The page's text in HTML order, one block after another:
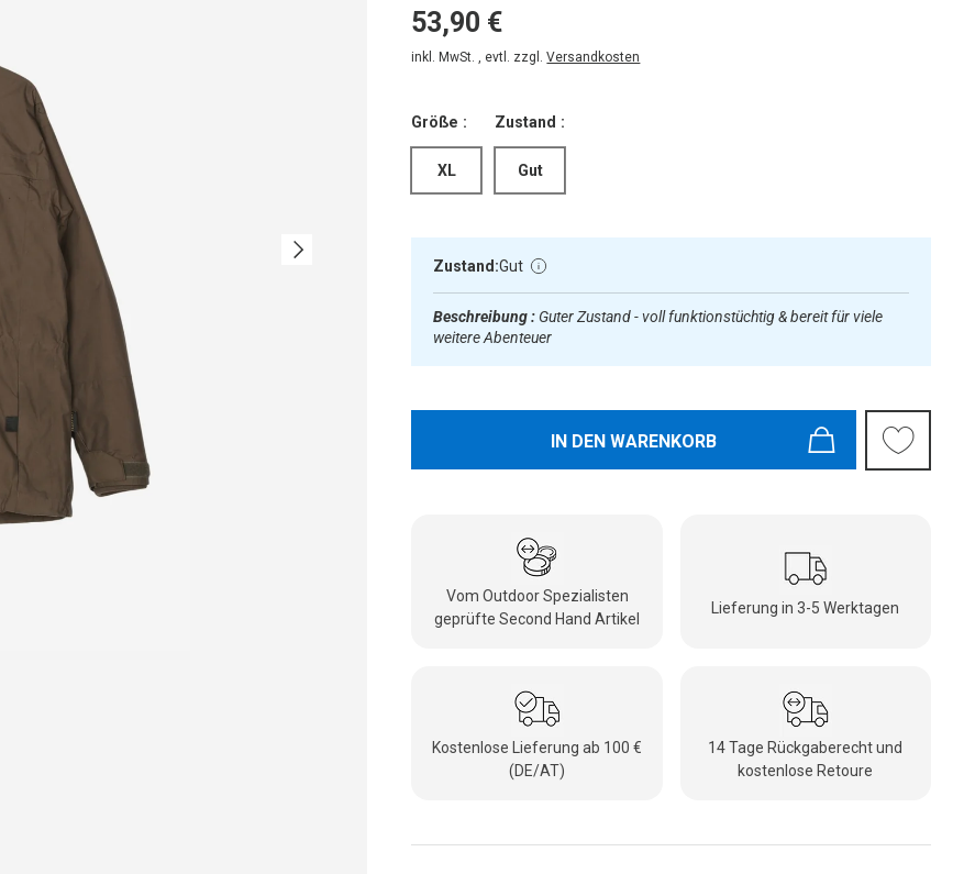
Nächste
53,90 €
inkl. MwSt. , evtl. zzgl.Versandkosten
Größe :
XL
Zustand :
Gut
Zustand:Gut
Beschreibung : Guter Zustand - voll funktionstüchtig & bereit für viele
weitere Abenteuer
IN DEN WARENKORB
Vom Outdoor Spezialisten
geprüfte Second Hand Artikel
Lieferung in 3-5 Werktagen
Kostenlose Lieferung ab 100 €
(DE/AT)
14 Tage Rückgaberecht und
kostenlose Retoure